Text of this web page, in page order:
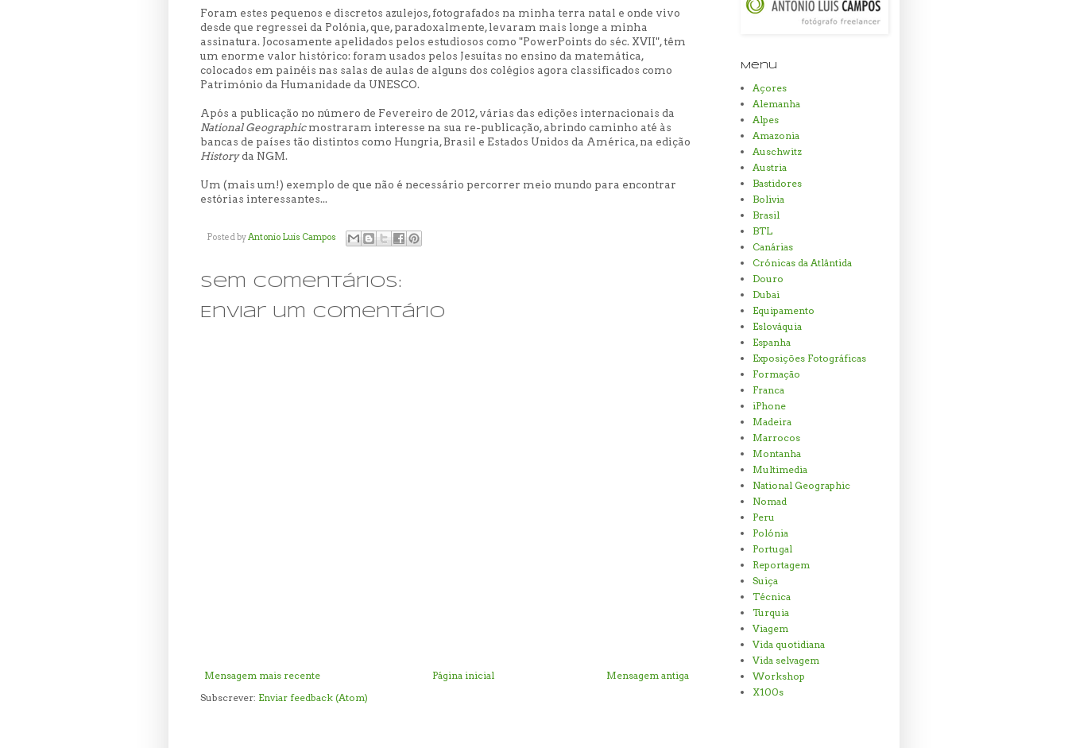
Foram estes pequenos e discretos azulejos, fotografados na minha terra natal e onde vivo
desde que regressei da Polónia, que, paradoxalmente, levaram mais longe a minha
assinatura. Jocosamente apelidados pelos estudiosos como "PowerPoints do séc. XVII", têm
um enorme valor histórico: foram usados pelos Jesuítas no ensino da matemática,
colocados em painéis nas salas de aulas de alguns dos colégios agora classificados como
Património da Humanidade da UNESCO.
Após a publicação no número de Fevereiro de 2012, várias das edições internacionais da
National Geographicmostraram interesse na sua re-publicação, abrindo caminho até às
bancas de países tão distintos como Hungria, Brasil e Estados Unidos da América, na edição
Historyda NGM.
Um (mais um!) exemplo de que não é necessário percorrer meio mundo para encontrar
estórias interessantes...
Posted byAntonio Luis Campos
Sem comentários:
Enviar um comentário
Mensagem mais recente Mensagem antiga
Página inicial
Subscrever: Enviar feedback (Atom)
Menu
Açores
Alemanha
Alpes
Amazonia
Auschwitz
Austria
Bastidores
Bolivia
Brasil
BTL
Canárias
Crónicas da Atlântida
Douro
Dubai
Equipamento
Eslováquia
Espanha
Exposições Fotográficas
Formação
Franca
iPhone
Madeira
Marrocos
Montanha
Multimedia
National Geographic
Nomad
Peru
Polónia
Portugal
Reportagem
Suiça
Técnica
Turquia
Viagem
Vida quotidiana
Vida selvagem
Workshop
X100s